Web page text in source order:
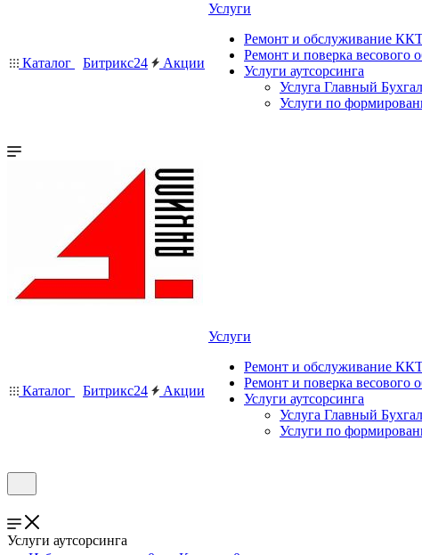
Каталог Битрикс24 Акции
Услуги
Ремонт и обслуживание
Ремонт и поверка весового
Услуги аутсорсинга
Услуга Главный
Услуги по
Каталог Битрикс24 Акции
Услуги
Ремонт и обслуживание
Ремонт и поверка весового
Услуги аутсорсинга
Услуга Главный
Услуги по
Услуги аутсорсинга